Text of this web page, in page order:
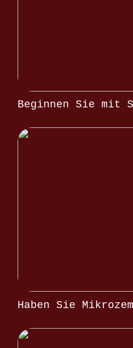
Beginnen Sie mit
Haben Sie